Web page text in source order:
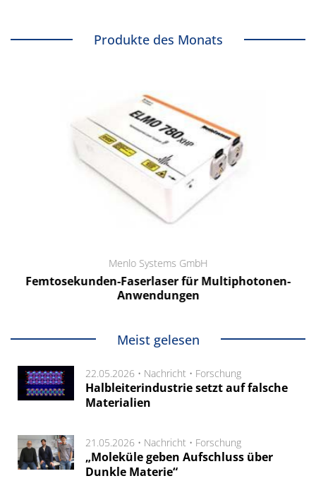
Produkte des Monats
Menlo Systems GmbH
Femtosekunden-Faserlaser für Multiphotonen-
Anwendungen
Meist gelesen
22.05.2026 • Nachricht • Forschung
Halbleiterindustrie setzt auf falsche
Materialien
21.05.2026 • Nachricht • Forschung
„Moleküle geben Aufschluss über
Dunkle Materie“